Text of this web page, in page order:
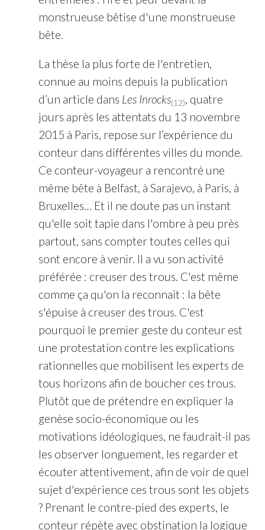
monstrueuse bêtise d'une monstrueuse
bête.
La thèse la plus forte de l'entretien,
connue au moins depuis la publication
d’un article dans Les Inrocks(12), quatre
jours après les attentats du 13 novembre
2015 à Paris, repose sur l’expérience du
conteur dans différentes villes du monde.
Ce conteur-voyageur a rencontré une
même bête à Belfast, à Sarajevo, à Paris, à
Bruxelles… Et il ne doute pas un instant
qu'elle soit tapie dans l'ombre à peu près
partout, sans compter toutes celles qui
sont encore à venir. Il a vu son activité
préférée : creuser des trous. C'est même
comme ça qu'on la reconnait : la bête
s'épuise à creuser des trous. C'est
pourquoi le premier geste du conteur est
une protestation contre les explications
rationnelles que mobilisent les experts de
tous horizons afin de boucher ces trous.
Plutôt que de prétendre en expliquer la
genèse socio-économique ou les
motivations idéologiques, ne faudrait-il pas
les observer longuement, les regarder et
écouter attentivement, afin de voir de quel
sujet d'expérience ces trous sont les objets
? Prenant le contre-pied des experts, le
conteur répète avec obstination la logique